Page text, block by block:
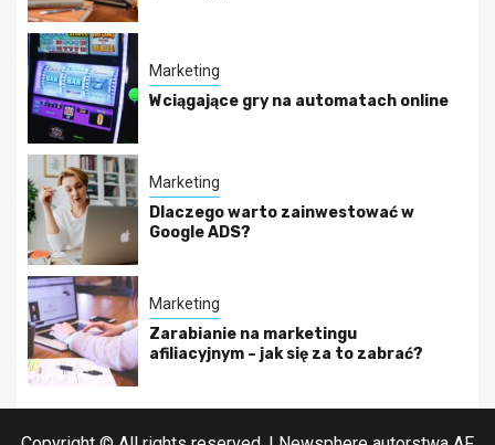
Marketing
Wciągające gry na automatach online
Marketing
Dlaczego warto zainwestować w
Google ADS?
Marketing
Zarabianie na marketingu
afiliacyjnym – jak się za to zabrać?